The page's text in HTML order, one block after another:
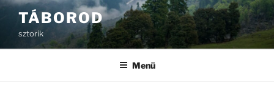
Tartalomhoz
TÁBOROD
sztorik
Menü